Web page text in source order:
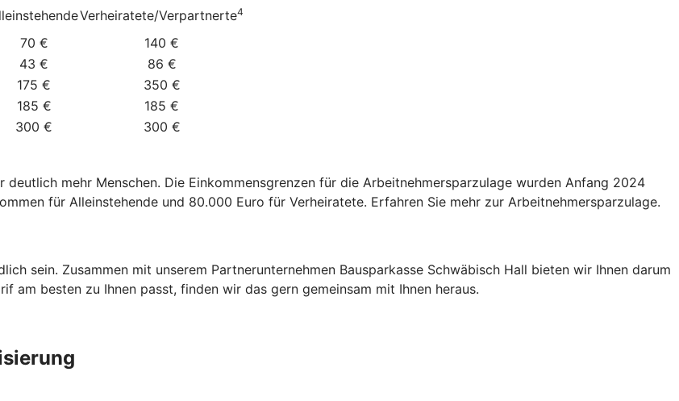
Verheiratete/Verpartnerte4
70 €
140 €
43 € 86 €
175 €
350 €
185 €
185 €
300 € 300 €
mehr Menschen. Die Einkommensgrenzen für die Arbeitnehmersparzulage wurden Anfang 2024
für Alleinstehende und 80.000 Euro für Verheiratete. Erfahren Sie mehr zur Arbeitnehmersparzulage.
sein. Zusammen mit unserem Partnerunternehmen Bausparkasse Schwäbisch Hall bieten wir Ihnen darum
am besten zu Ihnen passt, finden wir das gern gemeinsam mit Ihnen heraus.